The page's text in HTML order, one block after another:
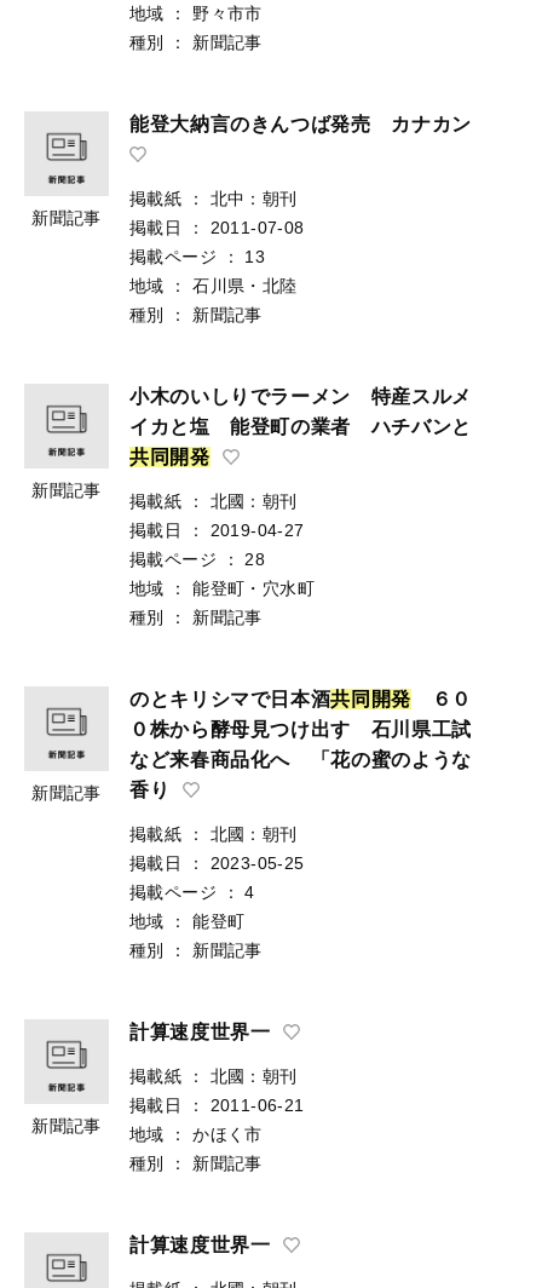
地域
：
野々市市
種別
： 新聞記事
新聞記事
能登大納言のきんつば発売 カナカン
掲載紙 ：
北中：朝刊
掲載日
：
2011-07-08
掲載ページ
：
13
地域
：
石川県・北陸
種別
： 新聞記事
新聞記事
小木のいしりでラーメン 特産スルメ
イカと塩 能登町の業者 ハチバンと
共 同 開発
掲載紙 ：
北國：朝刊
掲載日
：
2019-04-27
掲載ページ
：
28
地域
：
能登町・穴水町
種別
： 新聞記事
新聞記事
のとキリシマで日本酒共 同 開発 ６０
０株から酵母見つけ出す 石川県工試
など来春商品化へ 「花の蜜のような
香り
掲載紙 ：
北國：朝刊
掲載日
：
2023-05-25
掲載ページ
：
4
地域
：
能登町
種別
： 新聞記事
新聞記事
計算速度世界一
掲載紙 ：
北國：朝刊
掲載日
：
2011-06-21
地域
：
かほく市
種別
： 新聞記事
計算速度世界一